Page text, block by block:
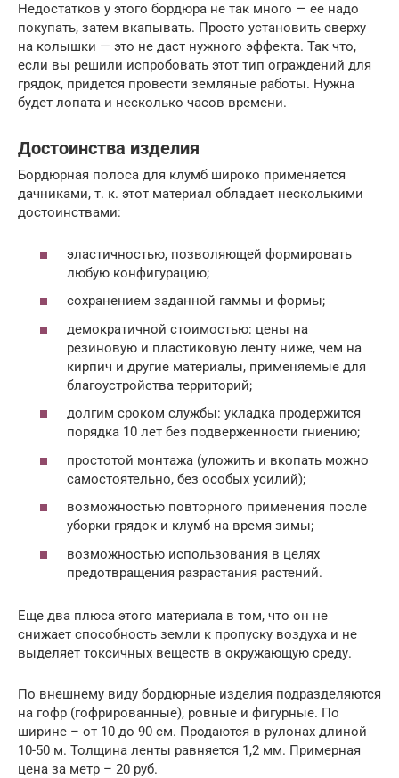
Недостатков у этого бордюра не так много — ее надо
покупать, затем вкапывать. Просто установить сверху
на колышки — это не даст нужного эффекта. Так что,
если вы решили испробовать этот тип ограждений для
грядок, придется провести земляные работы. Нужна
будет лопата и несколько часов времени.
Достоинства изделия
Бордюрная полоса для клумб широко применяется
дачниками, т. к. этот материал обладает несколькими
достоинствами:
эластичностью, позволяющей формировать
любую конфигурацию;
сохранением заданной гаммы и формы;
демократичной стоимостью: цены на
резиновую и пластиковую ленту ниже, чем на
кирпич и другие материалы, применяемые для
благоустройства территорий;
долгим сроком службы: укладка продержится
порядка 10 лет без подверженности гниению;
простотой монтажа (уложить и вкопать можно
самостоятельно, без особых усилий);
возможностью повторного применения после
уборки грядок и клумб на время зимы;
возможностью использования в целях
предотвращения разрастания растений.
Еще два плюса этого материала в том, что он не
снижает способность земли к пропуску воздуха и не
выделяет токсичных веществ в окружающую среду.
По внешнему виду бордюрные изделия подразделяются
на гофр (гофрированные), ровные и фигурные. По
ширине – от 10 до 90 см. Продаются в рулонах длиной
10-50 м. Толщина ленты равняется 1,2 мм. Примерная
цена за метр – 20 руб.